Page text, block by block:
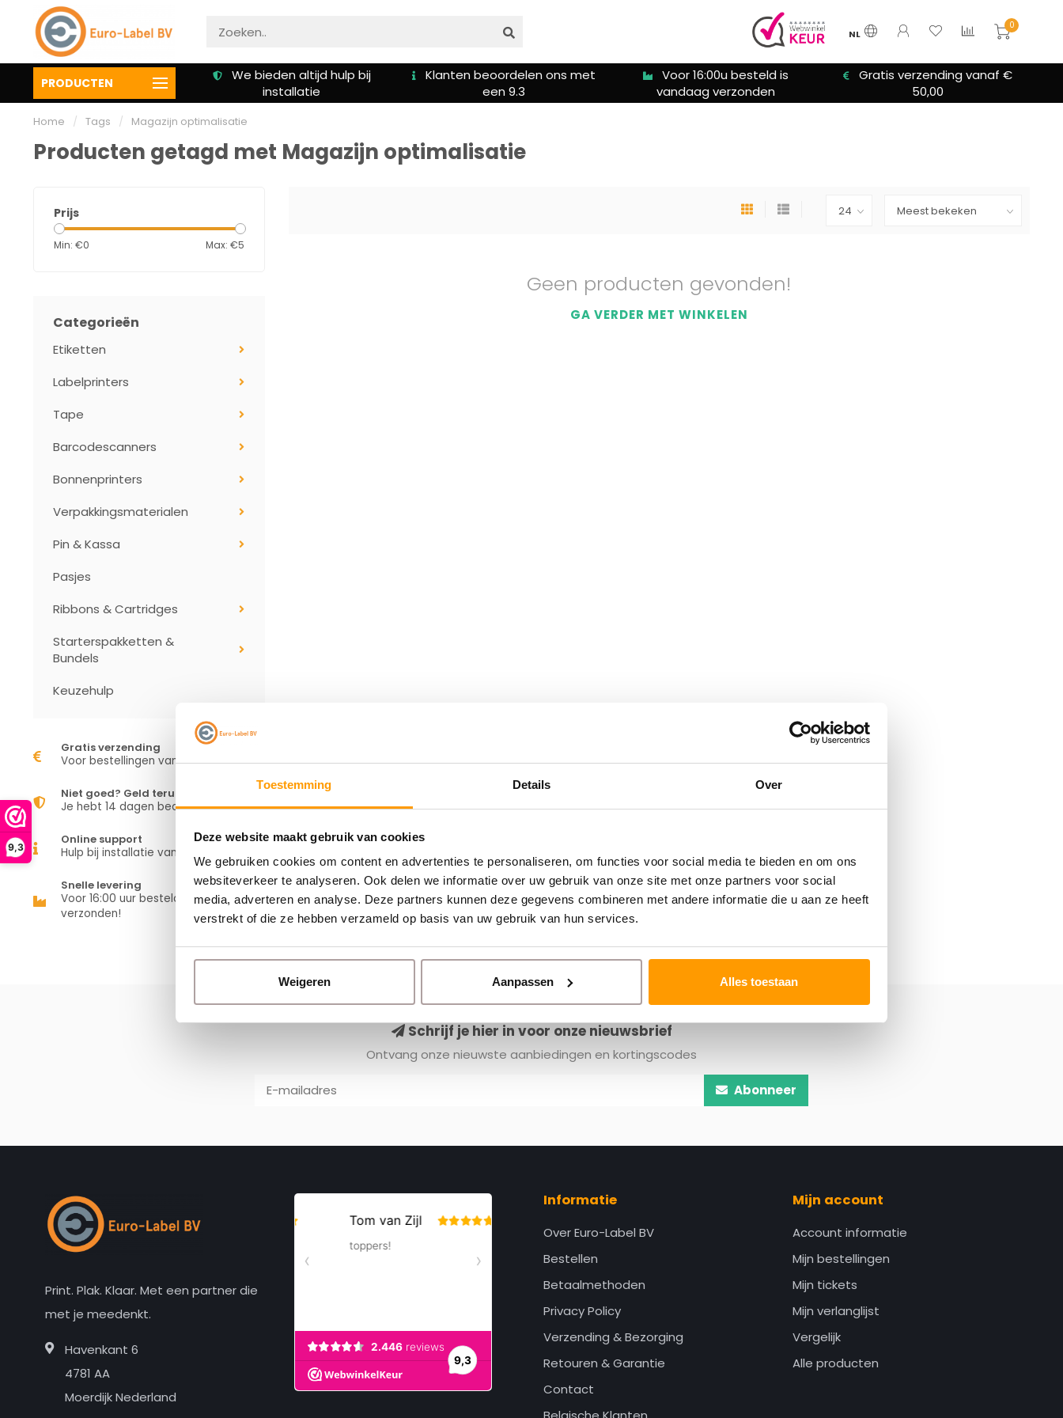
Toestemming Details Over
Deze website maakt gebruik van cookies
We gebruiken cookies om content en advertenties te personaliseren, om functies voor social media te bieden en om ons
websiteverkeer te analyseren. Ook delen we informatie over uw gebruik van onze site met onze partners voor social
media, adverteren en analyse. Deze partners kunnen deze gegevens combineren met andere informatie die u aan ze heeft
verstrekt of die ze hebben verzameld op basis van uw gebruik van hun services.
Weigeren Aanpassen Alles toestaan
9,3
NL
0
PRODUCTEN
Gratis verzending vanaf €
50,00
We bieden altijd hulp bij
installatie
Klanten beoordelen ons met
een 9.3
Voor 16:00u besteld is
vandaag verzonden
Gratis verzending vanaf €
50,00
Home / Tags / Magazijn optimalisatie‎
Producten getagd met Magazijn optimalisatie‎
Prijs
Min: €0 Max: €5
Categorieën
Etiketten
Labelprinters
Tape
Barcodescanners
Bonnenprinters
Verpakkingsmaterialen
Pin & Kassa
Pasjes
Ribbons & Cartridges
Starterspakketten &
Bundels
Keuzehulp
Gratis verzending
Voor bestellingen vanaf €50,00
Niet goed? Geld terug
Je hebt 14 dagen bedenktijd
Online support
Hulp bij installatie van je apparaat
Snelle levering
Voor 16:00 uur besteld is vandaag
verzonden!
Geen producten gevonden!
GA VERDER MET WINKELEN
Schrijf je hier in voor onze nieuwsbrief
Ontvang onze nieuwste aanbiedingen en kortingscodes
Abonneer
Print. Plak. Klaar. Met een partner die
met je meedenkt.
Havenkant 6
4781 AA
Moerdijk Nederland
Informatie
Over Euro-Label BV
Bestellen
Betaalmethoden
Privacy Policy
Verzending & Bezorging
Retouren & Garantie
Contact
Mijn account
Account informatie
Mijn bestellingen
Mijn tickets
Mijn verlanglijst
Vergelijk
Alle producten